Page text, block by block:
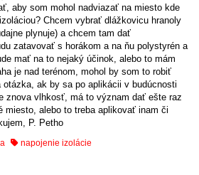
aby som mohol nadviazať na miesto kde
Chcem vybrať dlážkovicu hranoly
plynuje) a chcem tam dať
zatavovať s horákom a na ňu polystyrén a
mať na to nejaký účinok, alebo to mám
je nad terénom, mohol by som to robiť
otázka, ak by sa po aplikácii v budúcnosti
znova vlhkosť, má to význam dať ešte raz
miesto, alebo to treba aplikovať inam či
P. Petho
napojenie izolácie